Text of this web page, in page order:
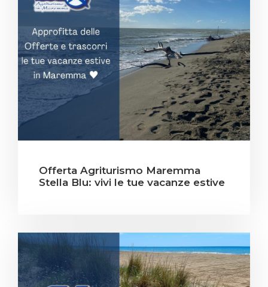
Offerta Agriturismo Maremma
Stella Blu: vivi le tue vacanze estive